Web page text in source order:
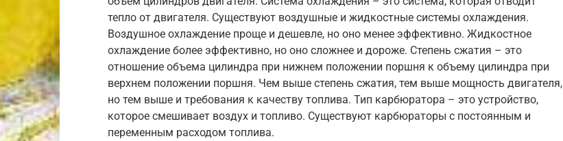
тепло от двигателя. Существуют воздушные и жидкостные системы охлаждения.
Воздушное охлаждение проще и дешевле, но оно менее эффективно. Жидкостное
охлаждение более эффективно, но оно сложнее и дороже. Степень сжатия – это
отношение объема цилиндра при нижнем положении поршня к объему цилиндра при
верхнем положении поршня. Чем выше степень сжатия, тем выше мощность двигателя,
но тем выше и требования к качеству топлива. Тип карбюратора – это устройство,
которое смешивает воздух и топливо. Существуют карбюраторы с постоянным и
переменным расходом топлива.